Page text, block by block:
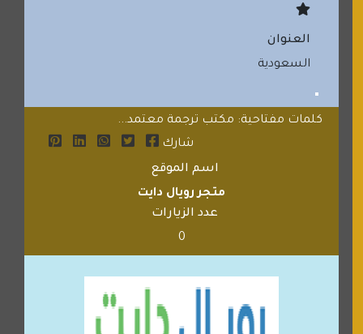
العنوان
السعودية
كلمات مفتاحية: مكتب ترجمة معتمد...
شارك
اسم الموقع
متجر رويال دايت
عدد الزيارات
0